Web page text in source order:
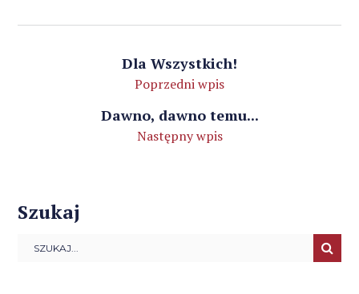
Dla Wszystkich!
Poprzedni wpis
Dawno, dawno temu...
Następny wpis
Szukaj